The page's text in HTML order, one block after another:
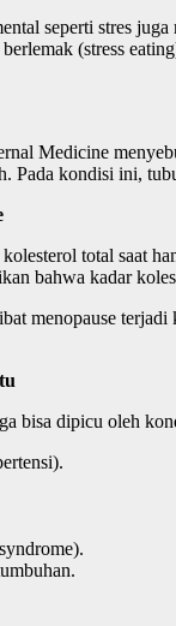
seperti stres
(stress
Medicine
Pada kondisi ini,
total saat
bahwa kadar
menopause
bisa dipicu oleh